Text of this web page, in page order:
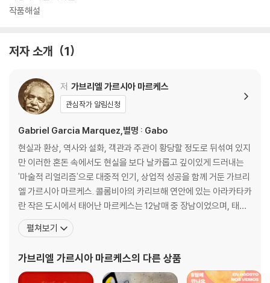
작품해설
저자 소개 1
저 가브리엘 가르시아 마르케스
관심작가 알림신청
Gabriel Garcia Marquez,별명 : Gabo
현실과 환상, 역사와 설화, 객관과 주관이 황당할 정도로 뒤섞여 있지
만 이러한 혼돈 속에서도 현실을 보다 날카롭고 깊이있게 드러내는
'마술적 리얼리즘'으로 대중적 인기, 상업적 성공을 함께 거둔 가브리
엘 가르시아 마르케스. 콜롬비아의 카리브해 연안에 있는 아라카타카
란 작은 도시에서 태어난 마르케스는 12남매 중 장남이었으며, 태어
난 후 8년 간을 외조모부의 집에서 살았다. 1946년에 마르케스는 보
고타 근처의 시파키아에서 고등학교를 졸업하고 콜롬비아 국립대학
아, 프랑스, 베네수엘라, 미국, 멕시코 등지에서
펼쳐보기
가브리엘 가르시아 마르케스의 다른 상품